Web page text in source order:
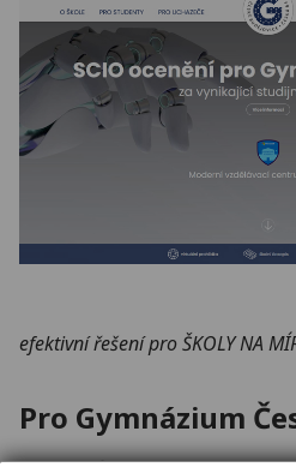
efektivní řešení pro ŠKOLY NA
Pro Gymnázium